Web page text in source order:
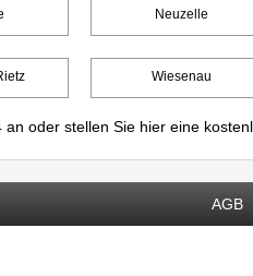
Neuzelle
Wiesenau
an oder stellen Sie hier eine
AGB